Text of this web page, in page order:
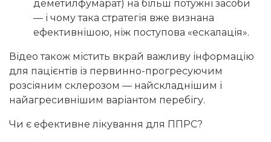
деметилфумарат) на більш потужні засоби
— і чому така стратегія вже визнана
ефективнішою, ніж поступова «ескалація».
Відео також містить вкрай важливу інформацію
для пацієнтів із первинно-прогресуючим
розсіяним склерозом — найскладнішим і
найагресивнішим варіантом перебігу.
Чи є ефективне лікування для ППРС?